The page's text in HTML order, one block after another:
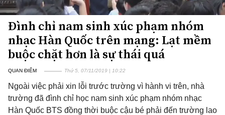
Đình chỉ nam sinh xúc phạm nhóm
nhạc Hàn Quốc trên mạng: Lạt mềm
buộc chặt hơn là sự thái quá
QUAN ĐIỂM Thứ 5, 07/11/2019 | 10:22
Ngoài việc phải xin lỗi trước trường vì hành vi trên, nhà
trường đã đình chỉ học nam sinh xúc phạm nhóm nhạc
Hàn Quốc BTS đồng thời buộc cậu bé phải đến trường lao